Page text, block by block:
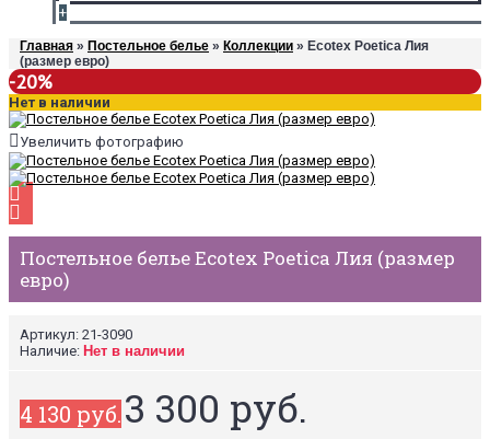
+
Главная » Постельное белье » Коллекции » Ecotex Poetica Лия
(размер евро)
-20%
Нет в наличии
Увеличить фотографию
Постельное белье Ecotex Poetica Лия (размер
евро)
Артикул: 21-3090
Наличие: Нет в наличии
4 130 руб.3 300 руб.